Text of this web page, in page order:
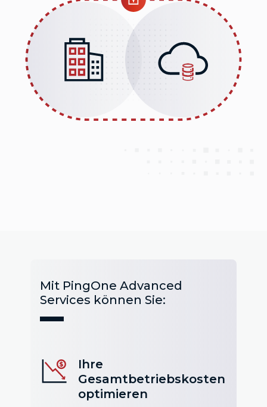
Mit PingOne Advanced
Services können Sie:
Ihre
Gesamtbetriebskosten
optimieren